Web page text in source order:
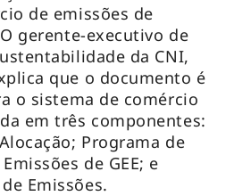
de emissões de
gerente-executivo de
da CNI,
que o documento é
o sistema de comércio
em três componentes:
Programa de
de GEE; e
Emissões.